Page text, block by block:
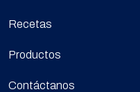
Recetas
Productos
Contáctanos